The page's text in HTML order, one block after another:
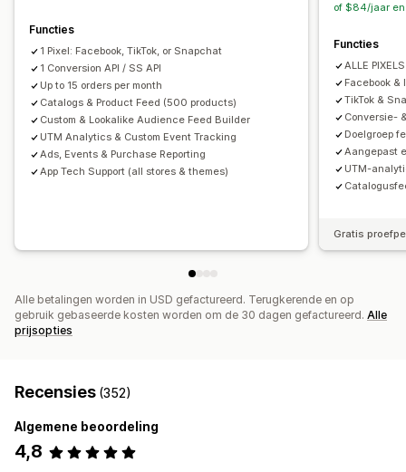
A/B-testen
Advertentie-uitgaven
Betrokkenheidsstatistieken
Doorklikpercentages Conversietracking
Kosten per acquisitie Dashboards
Demografische analyse
Aantal impressies UTM-toewijzing
UTM volgen
Beeldmateriaal en rapporten
Analyticsdashboard Aangepaste rapporten
Gegevensexport Historische analyse
Functies
1 Pixel: Facebook, TikTok, or Snapchat
1 Conversion API / SS API
Up to 15 orders per month
Catalogs & Product Feed (500 products)
Custom & Lookalike Audience Feed Builder
UTM Analytics & Custom Event Tracking
Ads, Events & Purchase Reporting
App Tech Support (all stores & themes)
of $84/jaar en
Functies
ALLE
Facebook &
TikTok &
Conversie-
Doelgroep
Aangepast
UTM-
Gratis
Alle betalingen worden in USD gefactureerd. Terugkerende en op
gebruik gebaseerde kosten worden om de 30 dagen gefactureerd. Alle
prijsopties
Recensies (352)
Algemene beoordeling
4,8